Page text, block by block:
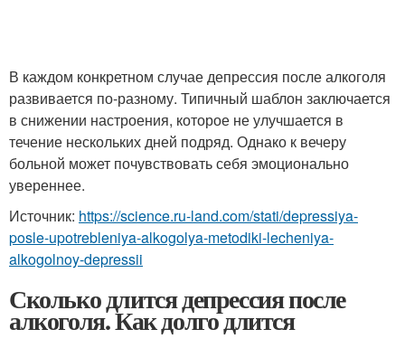
В каждом конкретном случае депрессия после алкоголя
развивается по-разному. Типичный шаблон заключается
в снижении настроения, которое не улучшается в
течение нескольких дней подряд. Однако к вечеру
больной может почувствовать себя эмоционально
увереннее.
Источник: https://science.ru-land.com/stati/depressiya-
posle-upotrebleniya-alkogolya-metodiki-lecheniya-
alkogolnoy-depressii
Сколько длится депрессия после
алкоголя. Как долго длится